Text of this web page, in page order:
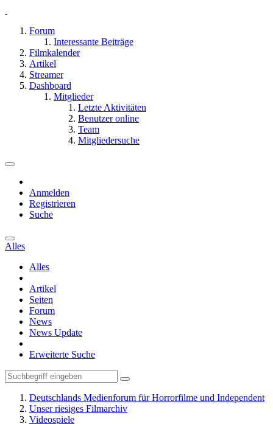
Forum
Interessante Beiträge
Filmkalender
Artikel
Streamer
Dashboard
Mitglieder
Letzte Aktivitäten
Benutzer online
Team
Mitgliedersuche
Anmelden
Registrieren
Suche
Alles
Alles
Artikel
Seiten
Forum
News
News Update
Erweiterte Suche
Deutschlands Medienforum für Horrorfilme und Independent
Unser riesiges Filmarchiv
Videospiele